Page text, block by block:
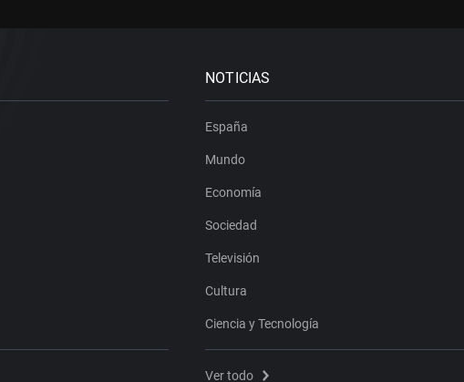
NOTICIAS
España
Mundo
Economía
Sociedad
Televisión
Cultura
Ciencia y Tecnología
Ver todo